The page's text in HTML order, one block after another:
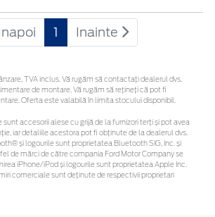
1 Inainte
TVA inclus. Vă rugăm să contactaţi dealerul dvs.
de montare. Vă rugăm să rețineți că pot fi
Oferta este valabilă în limita stocului disponibil.
accesorii alese cu grijă de la furnizori terți și pot avea
iar detaliile acestora pot fi obținute de la dealerul dvs.
și logourile sunt proprietatea Bluetooth SIG, Inc. și
de mărci de către compania Ford Motor Company se
iPhone/iPod și logourile sunt proprietatea Apple Inc.
comerciale sunt deținute de respectivii proprietari